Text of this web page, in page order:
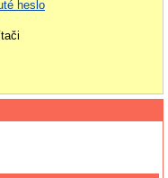
heslo